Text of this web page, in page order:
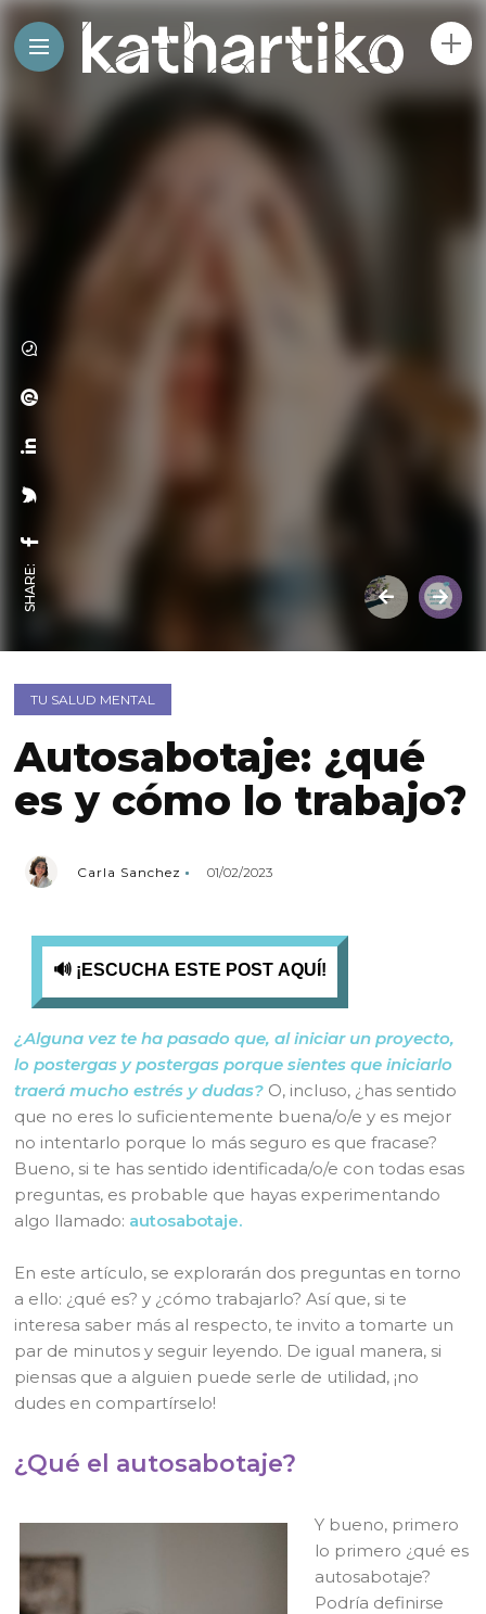
SHARE:
TU SALUD MENTAL
Autosabotaje: ¿qué
es y cómo lo trabajo?
Carla Sanchez 01/02/2023
🔊 ¡ESCUCHA ESTE POST AQUÍ!
¿Alguna vez te ha pasado que, al iniciar un proyecto,
lo postergas y postergas porque sientes que iniciarlo
traerá mucho estrés y dudas? O, incluso, ¿has sentido
que no eres lo suficientemente buena/o/e y es mejor
no intentarlo porque lo más seguro es que fracase?
Bueno, si te has sentido identificada/o/e con todas esas
preguntas, es probable que hayas experimentando
algo llamado: autosabotaje.
En este artículo, se explorarán dos preguntas en torno
a ello: ¿qué es? y ¿cómo trabajarlo? Así que, si te
interesa saber más al respecto, te invito a tomarte un
par de minutos y seguir leyendo. De igual manera, si
piensas que a alguien puede serle de utilidad, ¡no
dudes en compartírselo!
¿Qué el autosabotaje?
Y bueno, primero
lo primero ¿qué es
autosabotaje?
Podría definirse